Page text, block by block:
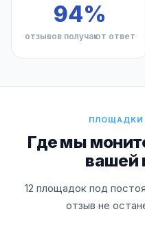
94%
отзывов получают ответ
ПЛОЩАДКИ
Где мы
вашей
12 площадок под
отзыв не